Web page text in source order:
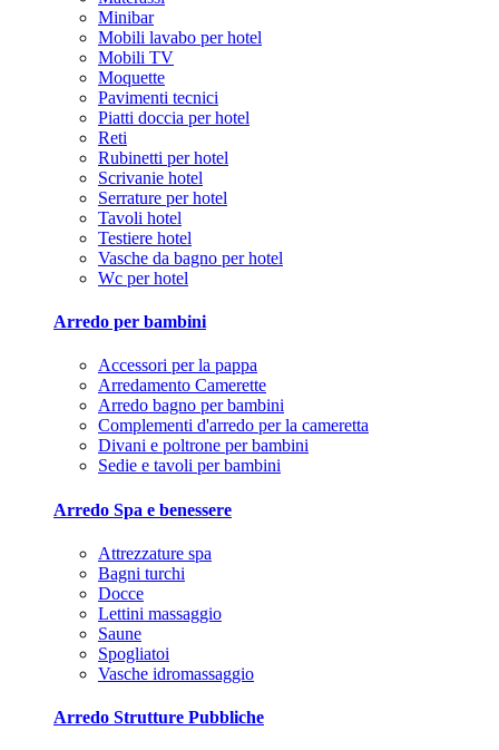
Minibar
Mobili lavabo per hotel
Mobili TV
Moquette
Pavimenti tecnici
Piatti doccia per hotel
Reti
Rubinetti per hotel
Scrivanie hotel
Serrature per hotel
Tavoli hotel
Testiere hotel
Vasche da bagno per hotel
Wc per hotel
Arredo per bambini
Accessori per la pappa
Arredamento Camerette
Arredo bagno per bambini
Complementi d'arredo per la cameretta
Divani e poltrone per bambini
Sedie e tavoli per bambini
Arredo Spa e benessere
Attrezzature spa
Bagni turchi
Docce
Lettini massaggio
Saune
Spogliatoi
Vasche idromassaggio
Arredo Strutture Pubbliche